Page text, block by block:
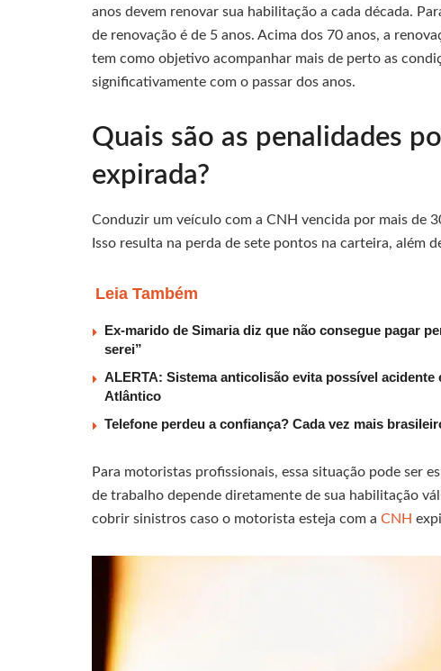
anos devem renovar sua habilitação a cada década.
de renovação é de 5 anos. Acima dos 70 anos, a
tem como objetivo acompanhar mais de perto as
significativamente com o passar dos anos.
Quais são as penalidades
expirada?
Conduzir um veículo com a CNH vencida por mais de
Isso resulta na perda de sete pontos na carteira, além
Leia Também
Ex-marido de Simaria diz que não consegue pagar
serei”
ALERTA: Sistema anticolisão evita possível
Atlântico
Telefone perdeu a confiança? Cada vez mais
Para motoristas profissionais, essa situação pode ser
de trabalho depende diretamente de sua habilitação
cobrir sinistros caso o motorista esteja com a CNH